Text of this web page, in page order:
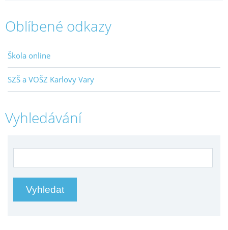
Oblíbené odkazy
Škola online
SZŠ a VOŠZ Karlovy Vary
Vyhledávání